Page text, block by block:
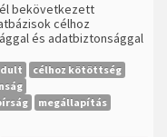
bekövetkezett
célhoz
és adatbiztonsággal
célhoz kötöttség
megállapítás